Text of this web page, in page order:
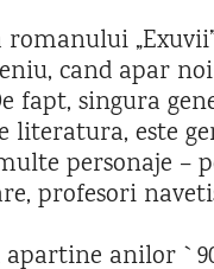
romanului
cand apar
fapt, singura
este
personaje
profesori
apartine anilor